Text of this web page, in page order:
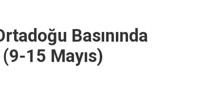
Basınında
15 Mayıs)